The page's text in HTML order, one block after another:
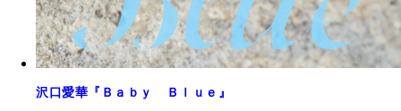
沢口愛華『Ｂａｂｙ Ｂｌｕｅ』